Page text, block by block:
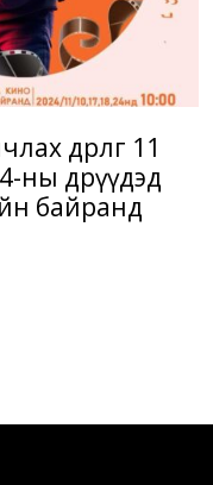
өдөрлөг 11
ны өдрүүдэд
байранд